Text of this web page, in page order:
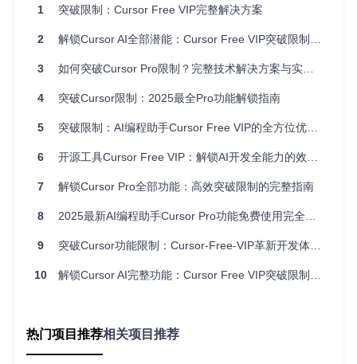
自动生成全新设备标识
突破单设备使用限制
功能访问问题：Pro版本永久激活方案
自动解锁高级AI功能
持续享受专业级编程辅助
请求限制问题：Token智能管理方案
优化请求分配策略
保持高可用性状态
更新控制问题：自定义更新策略
禁用强制版本更新
实施路径：三步完成环境搭建
1 突破限制：Cursor Free VIP完整解决方案
2 解锁Cursor AI全部潜能：Cursor Free VIP突破限制完全指南
3 如何突破Cursor Pro限制？完整技术解决方案与实践指南
4 突破Cursor限制：2025最全Pro功能解锁指南
5 突破限制：AI编程助手Cursor Free VIP的全方位优化指南
6 开源工具Cursor Free VIP：解锁AI开发全能力的效率提升方案
7 解锁Cursor Pro全部功能：高效突破限制的完整指南
8 2025最新AI编程助手Cursor Pro功能免费使用完全指南
9 突破Cursor功能限制：Cursor-Free-VIP革新开发体验的完整指南
10 解锁Cursor AI完整功能：Cursor Free VIP突破限制解决方案
热门项目推荐相关项目推荐